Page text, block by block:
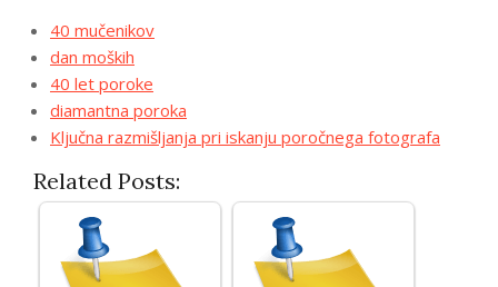
40 mučenikov
dan moških
40 let poroke
diamantna poroka
Ključna razmišljanja pri iskanju poročnega fotografa
Related Posts: